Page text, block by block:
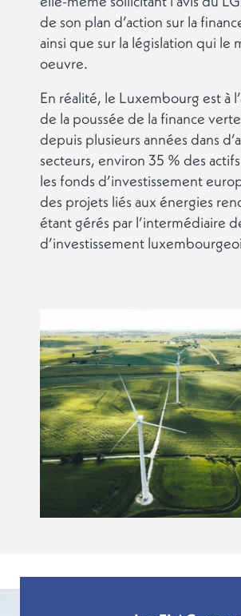
de son plan d’action sur la
ainsi que sur la législation qui le
oeuvre.
En réalité, le Luxembourg est à
de la poussée de la finance verte
depuis plusieurs années dans
secteurs, environ 35 % des
les fonds d’investissement
des projets liés aux énergies
étant gérés par l’intermédiaire
d’investissement